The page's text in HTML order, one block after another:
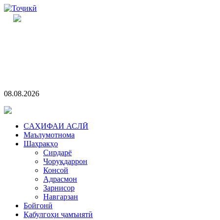
08.08.2026
CАҲИФАИ АСЛӢ
Маълумотнома
Шаҳракҳо
Сирдарё
Чоруқдаррон
Консой
Адрасмон
Зарнисор
Навгарзан
Бойгонӣ
Қабулгоҳи ҷамъиятӣ